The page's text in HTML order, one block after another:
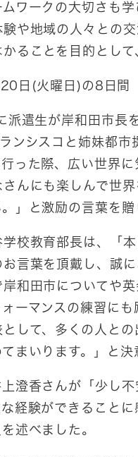
ワークの大切さも
や地域の人々との
ることを目的とし
日(火曜日)の8日間
遣生が岸和田市長
ンシスコと姉妹都
った際、広い世界
んにも楽しんで世
」と激励の言葉を贈
校教育部長は、「
言葉を頂戴し、誠
和田市についてや
ーマンスの練習に
して、多くの人と
まいります。」と決
澄香さんが「少し
経験ができること
述べました。